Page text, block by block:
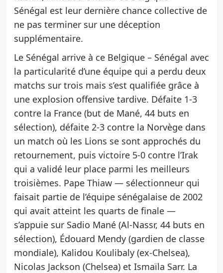
Sénégal est leur dernière chance collective de
ne pas terminer sur une déception
supplémentaire.
Le Sénégal arrive à ce Belgique – Sénégal avec
la particularité d’une équipe qui a perdu deux
matchs sur trois mais s’est qualifiée grâce à
une explosion offensive tardive. Défaite 1-3
contre la France (but de Mané, 44 buts en
sélection), défaite 2-3 contre la Norvège dans
un match où les Lions se sont approchés du
retournement, puis victoire 5-0 contre l’Irak
qui a validé leur place parmi les meilleurs
troisièmes. Pape Thiaw — sélectionneur qui
faisait partie de l’équipe sénégalaise de 2002
qui avait atteint les quarts de finale —
s’appuie sur Sadio Mané (Al-Nassr, 44 buts en
sélection), Édouard Mendy (gardien de classe
mondiale), Kalidou Koulibaly (ex-Chelsea),
Nicolas Jackson (Chelsea) et Ismaïla Sarr. La